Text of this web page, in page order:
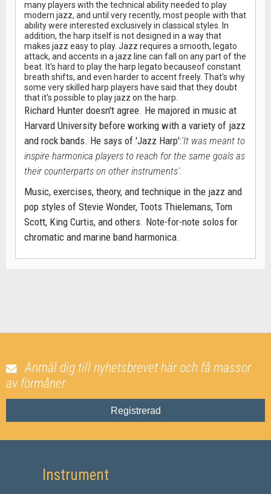
many players with the technical ability needed to play
modern jazz, and until very recently, most people with that
ability were interested exclusively in classical styles. In
addition, the harp itself is not designed in a way that
makes jazz easy to play. Jazz requires a smooth, legato
attack, and accents in a jazz line can fall on any part of the
beat. It's hard to play the harp legato becauseof constant
breath shifts, and even harder to accent freely. That's why
some very skilled harp players have said that they doubt
that it's possible to play jazz on the harp.
Richard Hunter doesn't agree. He majored in music at
Harvard University before working with a variety of jazz
and rock bands. He says of 'Jazz Harp':'It was meant to
inspire harmonica players to reach for the same goals as
their counterparts on other instruments'.
Music, exercises, theory, and technique in the jazz and
pop styles of Stevie Wonder, Toots Thielemans, Tom
Scott, King Curtis, and others. Note-for-note solos for
chromatic and marine band harmonica.
Anmäl dig till nyhetsbrevet här och få massor
av förmåner
Registrerad
Instrument